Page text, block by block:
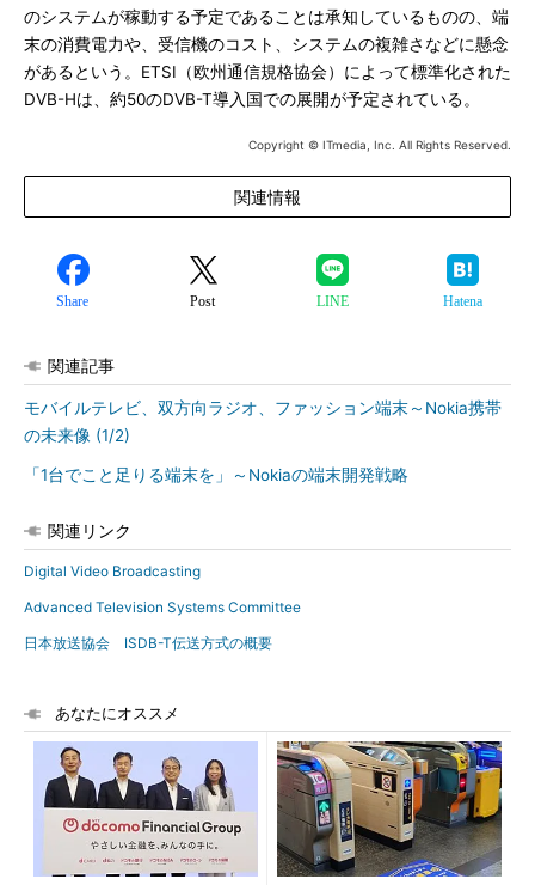
のシステムが稼動する予定であることは承知しているものの、端
末の消費電力や、受信機のコスト、システムの複雑さなどに懸念
があるという。ETSI（欧州通信規格協会）によって標準化された
DVB-Hは、約50のDVB-T導入国での展開が予定されている。
Copyright © ITmedia, Inc. All Rights Reserved.
関連情報
Share Post LINE Hatena
関連記事
モバイルテレビ、双方向ラジオ、ファッション端末～Nokia携帯
の未来像 (1/2)
「1台でこと足りる端末を」～Nokiaの端末開発戦略
関連リンク
Digital Video Broadcasting
Advanced Television Systems Committee
日本放送協会 ISDB-T伝送方式の概要
あなたにオススメ